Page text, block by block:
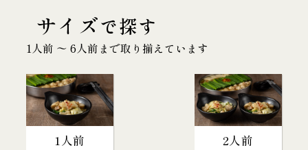
サイズで探す
1人前 〜 6人前まで取り揃えています
1人前 2人前